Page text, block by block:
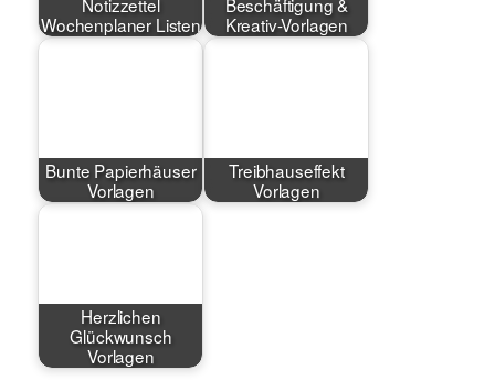
Wochenplaner Listen
Kreativ-Vorlagen
Bunte Papierhäuser
Vorlagen
Treibhauseffekt
Vorlagen
Herzlichen
Glückwunsch
Vorlagen